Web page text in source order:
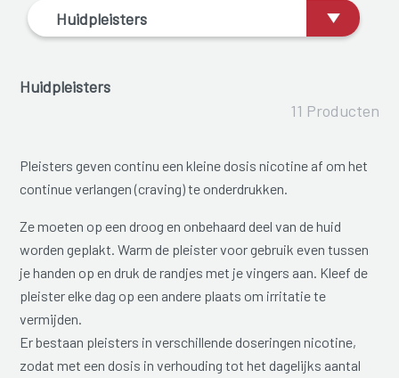
Huidpleisters
Huidpleisters
11 Producten
Pleisters geven continu een kleine dosis nicotine af om het
continue verlangen (craving) te onderdrukken.
Ze moeten op een droog en onbehaard deel van de huid
worden geplakt. Warm de pleister voor gebruik even tussen
je handen op en druk de randjes met je vingers aan. Kleef de
pleister elke dag op een andere plaats om irritatie te
vermijden.
Er bestaan pleisters in verschillende doseringen nicotine,
zodat met een dosis in verhouding tot het dagelijks aantal